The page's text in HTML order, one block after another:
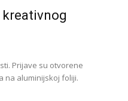
kreativnog
Prijave su otvorene
na aluminijskoj foliji.